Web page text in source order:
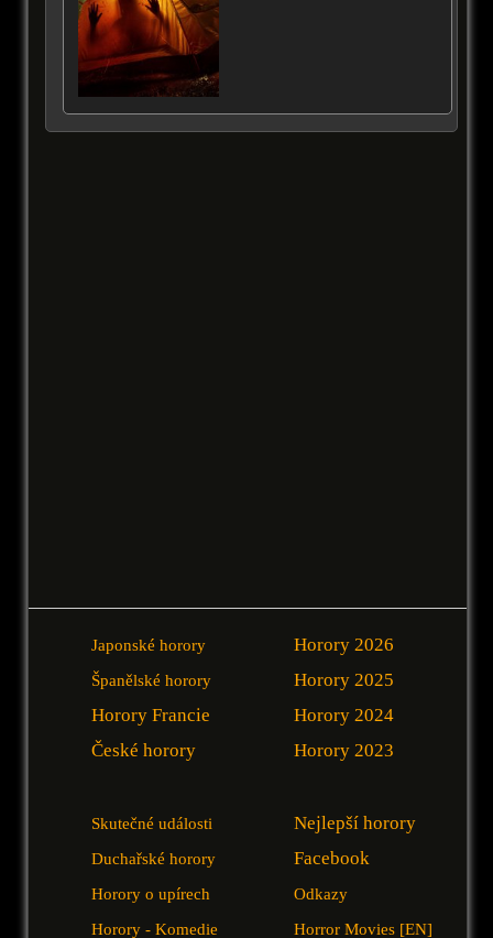
Japonské horory
Španělské horory
Horory Francie
České horory
Horory 2026
Horory 2025
Horory 2024
Horory 2023
Skutečné události
Duchařské horory
Horory o upírech
Horory - Komedie
Nejlepší horory
Facebook
Odkazy
Horror Movies [EN]